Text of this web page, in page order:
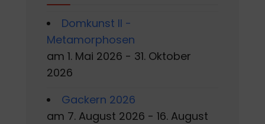
Domkunst II -
Metamorphosen
am 1. Mai 2026 - 31. Oktober
2026
Gackern 2026
am 7. August 2026 - 16. August